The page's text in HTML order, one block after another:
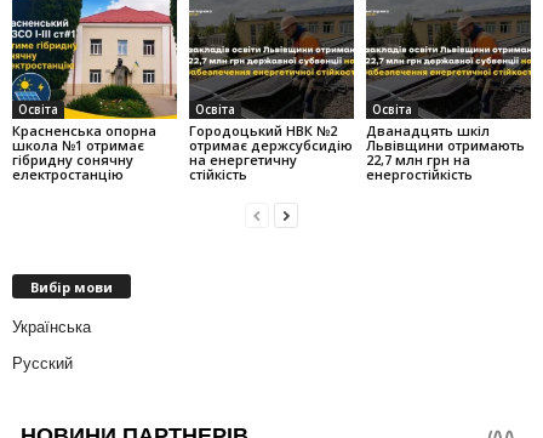
Освіта
Красненська опорна
школа №1 отримає
гібридну сонячну
електростанцію
Освіта
Городоцький НВК №2
отримає держсубсидію
на енергетичну
стійкість
Освіта
Дванадцять шкіл
Львівщини отримають
22,7 млн грн на
енергостійкість
Вибір мови
Українська
Русский